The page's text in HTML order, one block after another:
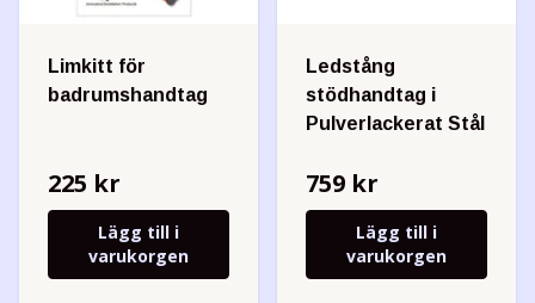
Limkitt för
badrumshandtag
225 kr
Lägg till i
varukorgen
Ledstång
stödhandtag i
Pulver­lackerat Stål
759 kr
Lägg till i
varukorgen